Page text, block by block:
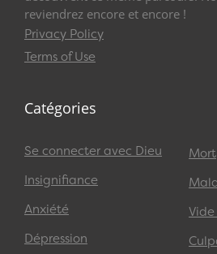
reviendrez encore et encore !
Privacy Policy
Terms of Use
Catégories
Se connecter avec Dieu
Insignifiance
Anxiété
Dépression
Mort